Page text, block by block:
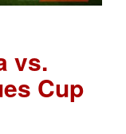
vs.
Cup